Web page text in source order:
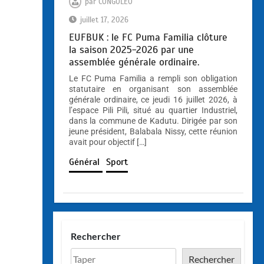
par CONGOLEO
juillet 17, 2026
EUFBUK : le FC Puma Familia clôture
la saison 2025-2026 par une
assemblée générale ordinaire.
Le FC Puma Familia a rempli son obligation
statutaire en organisant son assemblée
générale ordinaire, ce jeudi 16 juillet 2026, à
l’espace Pili Pili, situé au quartier Industriel,
dans la commune de Kadutu. Dirigée par son
jeune président, Balabala Nissy, cette réunion
avait pour objectif […]
Général Sport
Rechercher
Rechercher